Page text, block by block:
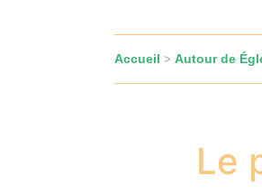
Accueil > Autour de
Le